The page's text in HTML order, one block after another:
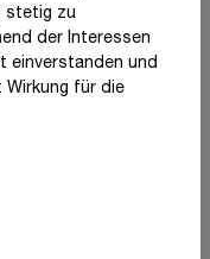
stetig zu
der Interessen
einverstanden und
Wirkung für die